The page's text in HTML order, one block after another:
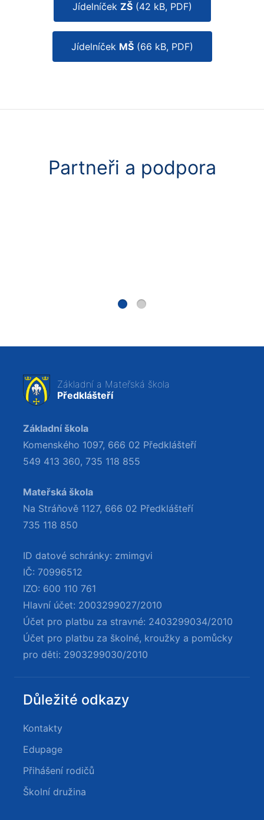
Jídelníček ZŠ(42 kB, PDF)
Jídelníček MŠ(66 kB, PDF)
Partneři a podpora
Základní a Mateřská škola
Předklášteří
Základní škola
Komenského 1097, 666 02 Předklášteří
549 413 360, 735 118 855
Mateřská škola
Na Stráňově 1127, 666 02 Předklášteří
735 118 850
ID datové schránky: zmimgvi
IČ: 70996512
IZO: 600 110 761
Hlavní účet: 2003299027/2010
Účet pro platbu za stravné: 2403299034/2010
Účet pro platbu za školné, kroužky a pomůcky
pro děti: 2903299030/2010
Důležité odkazy
Kontakty
Edupage
Přihášení rodičů
Školní družina